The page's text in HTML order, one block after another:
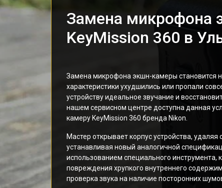
Замена микрофона
KeyMission 360 в
Замена микрофона экшн-камеры становится
характеристики ухудшились или пропали
устройству идеальное звучание и
нашем сервисном центре доступна данная
камеру KeyMission 360 бренда Nikon.
Мастер открывает корпус устройства,
устанавливая новый аналогичной
использованием специального инструмента,
повреждения хрупкого внутреннего
проверка звука на наличие посторонних